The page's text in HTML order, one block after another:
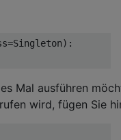
=Singleton):
Mal ausführen
wird, fügen Sie